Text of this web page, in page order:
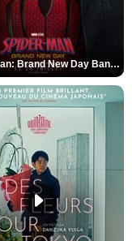
Spider-Man: Brand New Day Bande-annonce VO STFR